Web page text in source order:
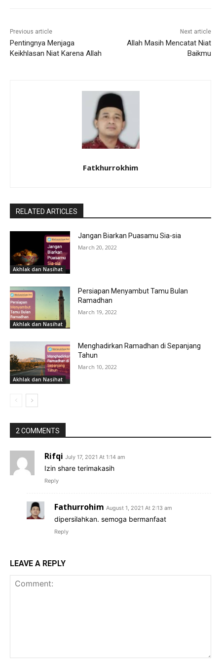
Previous article
Pentingnya Menjaga
Keikhlasan Niat Karena Allah
Next article
Allah Masih Mencatat Niat
Baikmu
Fatkhurrokhim
RELATED ARTICLES
Akhlak dan Nasihat
Jangan Biarkan Puasamu Sia-sia
March 20, 2022
Akhlak dan Nasihat
Persiapan Menyambut Tamu Bulan
Ramadhan
March 19, 2022
Akhlak dan Nasihat
Menghadirkan Ramadhan di Sepanjang
Tahun
March 10, 2022
2 COMMENTS
Rifqi July 17, 2021 At 1:14 am
Izin share terimakasih
Reply
Fathurrohim August 1, 2021 At 2:13 am
dipersilahkan. semoga bermanfaat
Reply
LEAVE A REPLY